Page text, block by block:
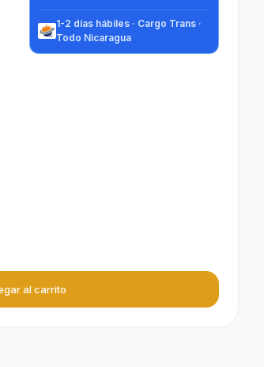
1-2 días hábiles · Cargo Trans ·
Todo Nicaragua
al carrito